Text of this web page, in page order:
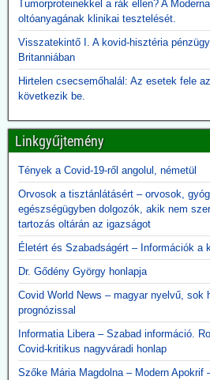
milliárd között.
A gépek vásárlása emellett
aztán ahhoz vezetett, hogy az
fölvehessék a génterápiás oltást.
2026.05.12.
influenzaoltása hatszor több
okoz
tanulmány megerősítette, hogy a
szezonális influenzaoltóanyaga, az
influenzaoltásokhoz képest körülbelül
súlyos, rövid távú mellékhatásokat,
PCR-rel igazolt influenzaszerű
csökkenése kevesebb mint egy
Közzétevő: A szlogen az ellenkezőjére
"Hatástalan és ártalmas."
Tumorproteinekkel a rák ellen? A
oltóanyagának klinikai tesztelését.
Visszatekintő I. A kovid-hisztéria
Britanniában
Hirtelen csecsemőhalál: Az esetek fele
következik be.
Linkgyűjtemény
Tények a Covid-19-ről angolul, németül
Orvosok a tisztánlátásért – orvosok,
egészségügyben dolgozók, akik nem
tartozás oltárán az igazságot
Életért és Szabadságért – Információk a
Dr. Gődény György honlapja
Covid World News – magyar nyelvű, sok
prognózissal
Informatia Libera – Szabad információ.
Covid-kritikus nagyváradi honlap
Szőke Mária Magdolna – Modern Apokrif